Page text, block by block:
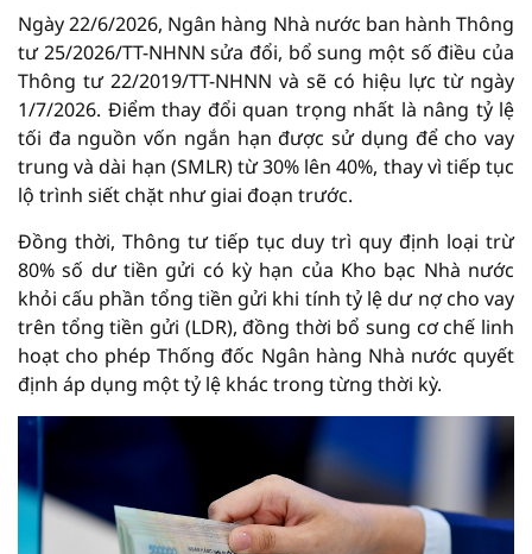
Ngày 22/6/2026, Ngân hàng Nhà nước ban hành Thông
tư 25/2026/TT-NHNN sửa đổi, bổ sung một số điều của
Thông tư 22/2019/TT-NHNN và sẽ có hiệu lực từ ngày
1/7/2026. Điểm thay đổi quan trọng nhất là nâng tỷ lệ
tối đa nguồn vốn ngắn hạn được sử dụng để cho vay
trung và dài hạn (SMLR) từ 30% lên 40%, thay vì tiếp tục
lộ trình siết chặt như giai đoạn trước.
Đồng thời, Thông tư tiếp tục duy trì quy định loại trừ
80% số dư tiền gửi có kỳ hạn của Kho bạc Nhà nước
khỏi cấu phần tổng tiền gửi khi tính tỷ lệ dư nợ cho vay
trên tổng tiền gửi (LDR), đồng thời bổ sung cơ chế linh
hoạt cho phép Thống đốc Ngân hàng Nhà nước quyết
định áp dụng một tỷ lệ khác trong từng thời kỳ.